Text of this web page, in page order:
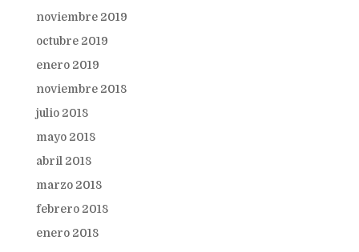
noviembre 2019
octubre 2019
enero 2019
noviembre 2018
julio 2018
mayo 2018
abril 2018
marzo 2018
febrero 2018
enero 2018